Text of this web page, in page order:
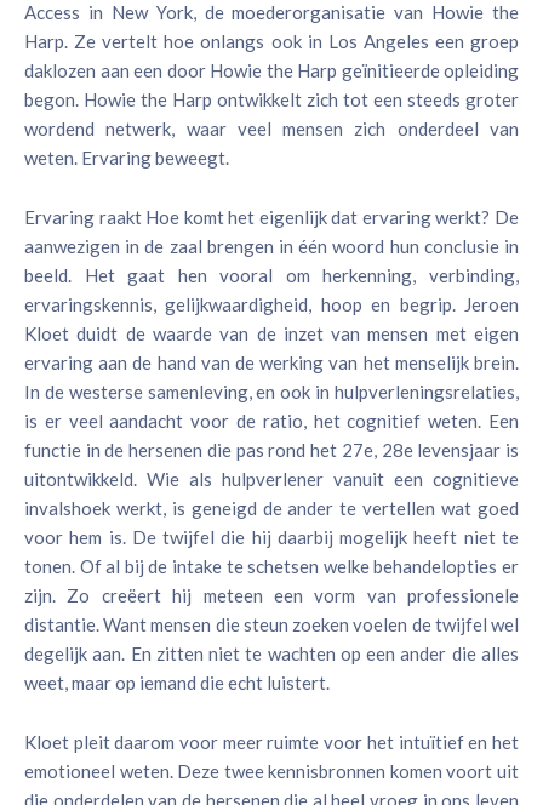
Access in New York, de moederorganisatie van Howie the
Harp. Ze vertelt hoe onlangs ook in Los Angeles een groep
daklozen aan een door Howie the Harp geïnitieerde opleiding
begon. Howie the Harp ontwikkelt zich tot een steeds groter
wordend netwerk, waar veel mensen zich onderdeel van
weten. Ervaring beweegt.
Ervaring raakt Hoe komt het eigenlijk dat ervaring werkt? De
aanwezigen in de zaal brengen in één woord hun conclusie in
beeld. Het gaat hen vooral om herkenning, verbinding,
ervaringskennis, gelijkwaardigheid, hoop en begrip. Jeroen
Kloet duidt de waarde van de inzet van mensen met eigen
ervaring aan de hand van de werking van het menselijk brein.
In de westerse samenleving, en ook in hulpverleningsrelaties,
is er veel aandacht voor de ratio, het cognitief weten. Een
functie in de hersenen die pas rond het 27e, 28e levensjaar is
uitontwikkeld. Wie als hulpverlener vanuit een cognitieve
invalshoek werkt, is geneigd de ander te vertellen wat goed
voor hem is. De twijfel die hij daarbij mogelijk heeft niet te
tonen. Of al bij de intake te schetsen welke behandelopties er
zijn. Zo creëert hij meteen een vorm van professionele
distantie. Want mensen die steun zoeken voelen de twijfel wel
degelijk aan. En zitten niet te wachten op een ander die alles
weet, maar op iemand die echt luistert.
Kloet pleit daarom voor meer ruimte voor het intuïtief en het
emotioneel weten. Deze twee kennisbronnen komen voort uit
die onderdelen van de hersenen die al heel vroeg in ons leven